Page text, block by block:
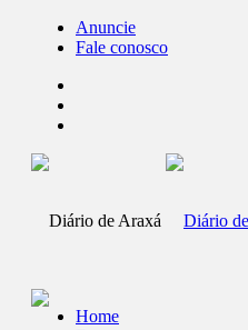
Anuncie
Fale conosco
Home